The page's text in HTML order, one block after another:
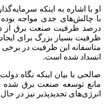
او با اشاره به اینکه
درصد ظرفیت صنعت برق از
ظرفیت بسیار بزرگ برای
متاسفانه این ظرفیت در
انسداد شده است.
صالحی با بیان اینکه نگاه
مانع توسعه صنعت برق
انرژی‌های تجدیدپذیر نیز در